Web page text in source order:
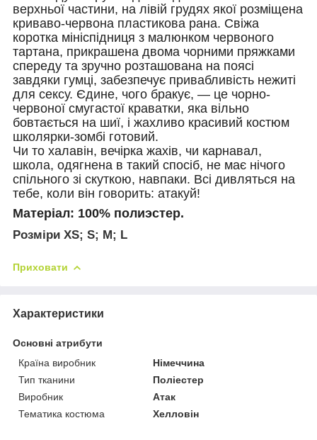
верхньої частини, на лівій грудях якої розміщена
криваво-червона пластикова рана. Свіжа
коротка мініспідниця з малюнком червоного
тартана, прикрашена двома чорними пряжками
спереду та зручно розташована на поясі
завдяки гумці, забезпечує привабливість нежиті
для сексу. Єдине, чого бракує, — це чорно-
червоної смугастої краватки, яка вільно
бовтається на шиї, і жахливо красивий костюм
школярки-зомбі готовий.
Чи то халавін, вечірка жахів, чи карнавал,
школа, одягнена в такий спосіб, не має нічого
спільного зі скуткою, навпаки. Всі дивляться на
тебе, коли він говорить: атакуй!
Матеріал: 100% полиэстер.
Розміри XS; S; M; L
Приховати
Характеристики
Основні атрибути
Країна виробник
Німеччина
Тип тканини
Поліестер
Виробник
Атак
Тематика костюма
Хелловін